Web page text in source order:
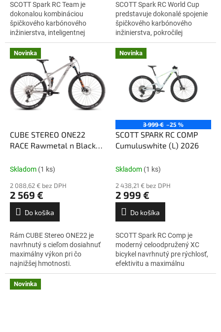
SCOTT Spark RC Team je
dokonalou kombináciou
špičkového karbónového
inžinierstva, inteligentnej
integrácie a prepracovaných
detailov. Tento bicykel je
navrhnutý tak, aby bol...
SCOTT Spark RC World Cup
predstavuje dokonalé spojenie
špičkového karbónového
inžinierstva, pokročilej
integrácie a technológií
vyvinutých pre maximálnu
rýchlosť. Celá platforma...
Novinka
CUBE STEREO ONE22
RACE Rawmetal n Black
Skladom (1 ks)
2 088,62 € bez DPH
2 569 €
Do košíka
Rám CUBE Stereo ONE22 je
navrhnutý s cieľom dosiahnuť
maximálny výkon pri čo
najnižšej hmotnosti.
Hydroformované trubky s
trojitým zoslabovaním stien
šetria každý gram bez...
Novinka
3 999 € –25 %
SCOTT SPARK RC COMP
Cumuluswhite (L) 2026
Skladom (1 ks)
2 438,21 € bez DPH
2 999 €
Do košíka
SCOTT Spark RC Comp je
moderný celoodpružený XC
bicykel navrhnutý pre rýchlosť,
efektivitu a maximálnu
kontrolu v teréne. Ľahký
Novinka